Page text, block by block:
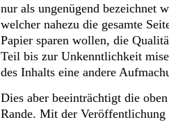
nur als ungenügend bezeichnet
welcher nahezu die gesamte
Papier sparen wollen, die
Teil bis zur Unkenntlichkeit
des Inhalts eine andere
Dies aber beeinträchtigt die
Rande. Mit der